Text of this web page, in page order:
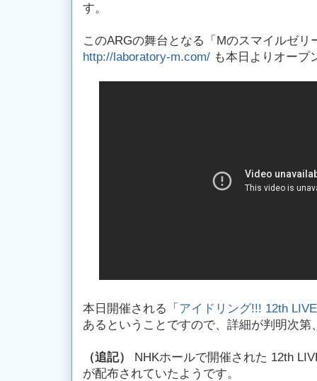
す。
このARGの舞台となる「Mのスマイルゼ
http://laboratory-m.com/ も本日よりオープ
本日開催される「 アイドリング!!! 12th LIVE
あるということですので、詳細が判明次
（追記）
NHKホールで開催された 12th
が配布されていたようです。